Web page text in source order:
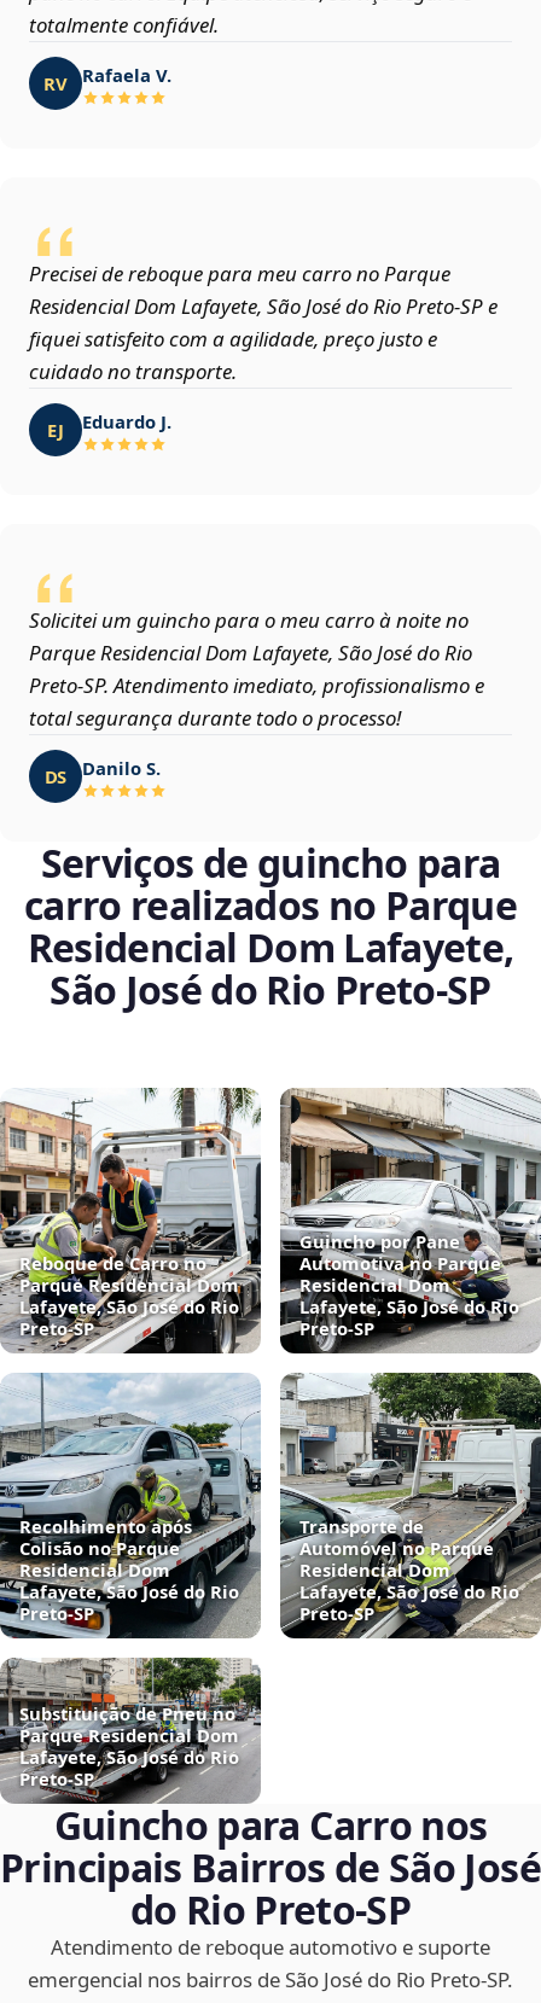
totalmente confiável.
RV Rafaela V.
Precisei de reboque para meu carro no Parque
Residencial Dom Lafayete, São José do Rio Preto‑SP e
fiquei satisfeito com a agilidade, preço justo e
cuidado no transporte.
EJ Eduardo J.
Solicitei um guincho para o meu carro à noite no
Parque Residencial Dom Lafayete, São José do Rio
Preto‑SP. Atendimento imediato, profissionalismo e
total segurança durante todo o processo!
DS Danilo S.
Serviços de guincho para
carro realizados no Parque
Residencial Dom Lafayete,
São José do Rio Preto‑SP
Reboque de Carro no
Parque Residencial Dom
Lafayete, São José do Rio
Preto‑SP
Guincho por Pane
Automotiva no Parque
Residencial Dom
Lafayete, São José do Rio
Preto‑SP
Recolhimento após
Colisão no Parque
Residencial Dom
Lafayete, São José do Rio
Preto‑SP
Transporte de
Automóvel no Parque
Residencial Dom
Lafayete, São José do Rio
Preto‑SP
Substituição de Pneu no
Parque Residencial Dom
Lafayete, São José do Rio
Preto‑SP
Guincho para Carro nos
Principais Bairros de São José
do Rio Preto‑SP
Atendimento de reboque automotivo e suporte
emergencial nos bairros de São José do Rio Preto‑SP.